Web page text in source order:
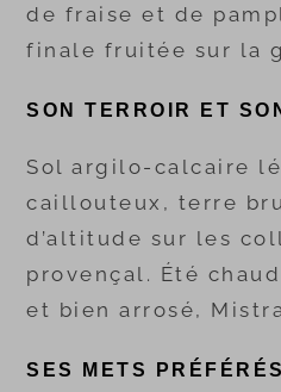
de fraise et de
finale fruitée sur la
SON TERROIR ET
Sol argilo-calcaire
caillouteux, terre
d’altitude sur les
provençal. Été
et bien arrosé,
SES METS PRÉFÉRÉS